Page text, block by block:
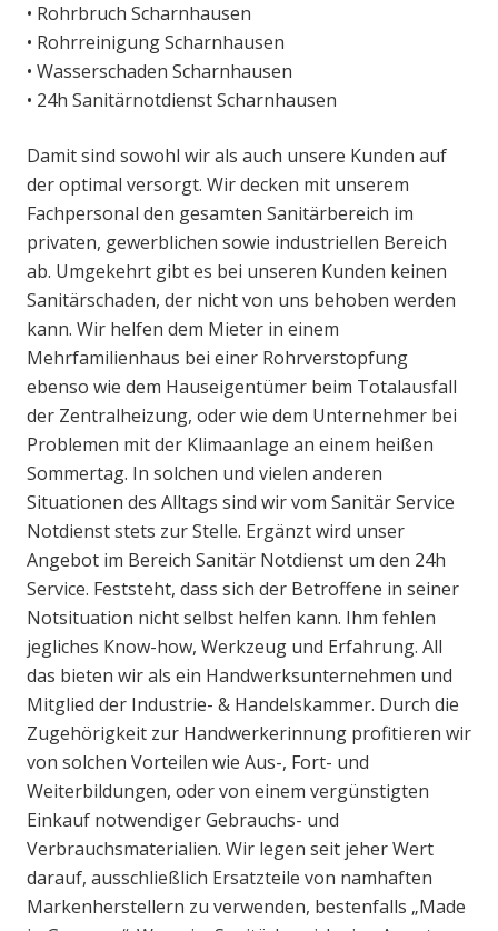
• Rohrbruch Scharnhausen
• Rohrreinigung Scharnhausen
• Wasserschaden Scharnhausen
• 24h Sanitärnotdienst Scharnhausen
Damit sind sowohl wir als auch unsere Kunden auf
der optimal versorgt. Wir decken mit unserem
Fachpersonal den gesamten Sanitärbereich im
privaten, gewerblichen sowie industriellen Bereich
ab. Umgekehrt gibt es bei unseren Kunden keinen
Sanitärschaden, der nicht von uns behoben werden
kann. Wir helfen dem Mieter in einem
Mehrfamilienhaus bei einer Rohrverstopfung
ebenso wie dem Hauseigentümer beim Totalausfall
der Zentralheizung, oder wie dem Unternehmer bei
Problemen mit der Klimaanlage an einem heißen
Sommertag. In solchen und vielen anderen
Situationen des Alltags sind wir vom Sanitär Service
Notdienst stets zur Stelle. Ergänzt wird unser
Angebot im Bereich Sanitär Notdienst um den 24h
Service. Feststeht, dass sich der Betroffene in seiner
Notsituation nicht selbst helfen kann. Ihm fehlen
jegliches Know-how, Werkzeug und Erfahrung. All
das bieten wir als ein Handwerksunternehmen und
Mitglied der Industrie- & Handelskammer. Durch die
Zugehörigkeit zur Handwerkerinnung profitieren wir
von solchen Vorteilen wie Aus-, Fort- und
Weiterbildungen, oder von einem vergünstigten
Einkauf notwendiger Gebrauchs- und
Verbrauchsmaterialien. Wir legen seit jeher Wert
darauf, ausschließlich Ersatzteile von namhaften
Markenherstellern zu verwenden, bestenfalls „Made